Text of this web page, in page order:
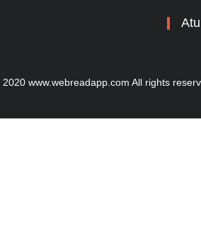
www.webreadapp.com All rights